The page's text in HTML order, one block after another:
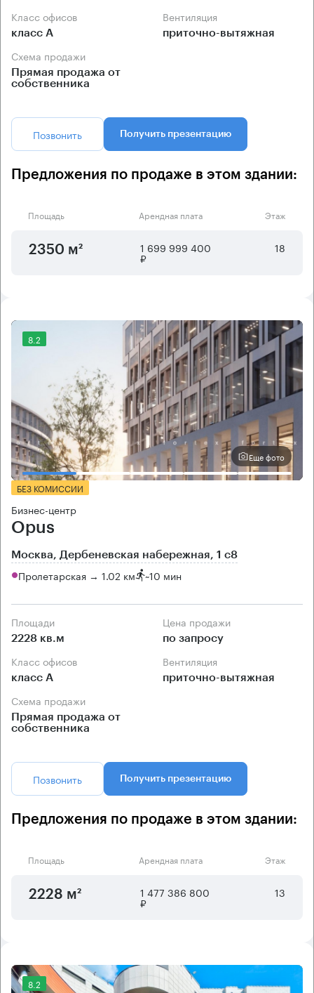
Класс офисов
класс А
Вентиляция
приточно-вытяжная
Схема продажи
Прямая продажа от
собственника
Позвонить Получить презентацию
Предложения по продаже в этом здании:
Площадь Арендная плата Этаж
2350 м² 1 699 999 400
₽
18
8.2
Еще фото
БЕЗ КОМИССИИ
Бизнес-центр
Opus
Москва, Дербеневская набережная, 1 с8
Пролетарская → 1.02 км ~10 мин
Площади
2228 кв.м
Цена продажи
по запросу
Класс офисов
класс А
Вентиляция
приточно-вытяжная
Схема продажи
Прямая продажа от
собственника
Позвонить Получить презентацию
Предложения по продаже в этом здании:
Площадь Арендная плата Этаж
2228 м² 1 477 386 800
₽
13
8.2